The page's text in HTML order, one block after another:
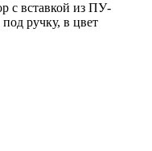
с вставкой из ПУ-
ручку, в цвет